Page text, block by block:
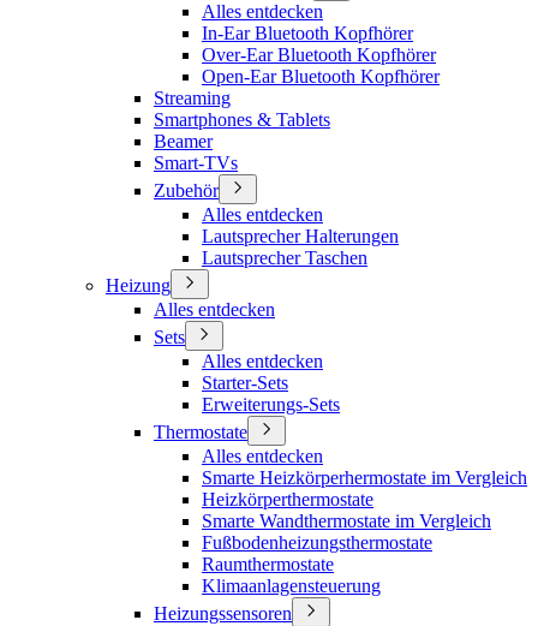
Alles entdecken
In-Ear Bluetooth Kopfhörer
Over-Ear Bluetooth Kopfhörer
Open-Ear Bluetooth Kopfhörer
Streaming
Smartphones & Tablets
Beamer
Smart-TVs
Zubehör
Alles entdecken
Lautsprecher Halterungen
Lautsprecher Taschen
Heizung
Alles entdecken
Sets
Alles entdecken
Starter-Sets
Erweiterungs-Sets
Thermostate
Alles entdecken
Smarte Heizkörperhermostate im Vergleich
Heizkörperthermostate
Smarte Wandthermostate im Vergleich
Fußbodenheizungsthermostate
Raumthermostate
Klimaanlagensteuerung
Heizungssensoren